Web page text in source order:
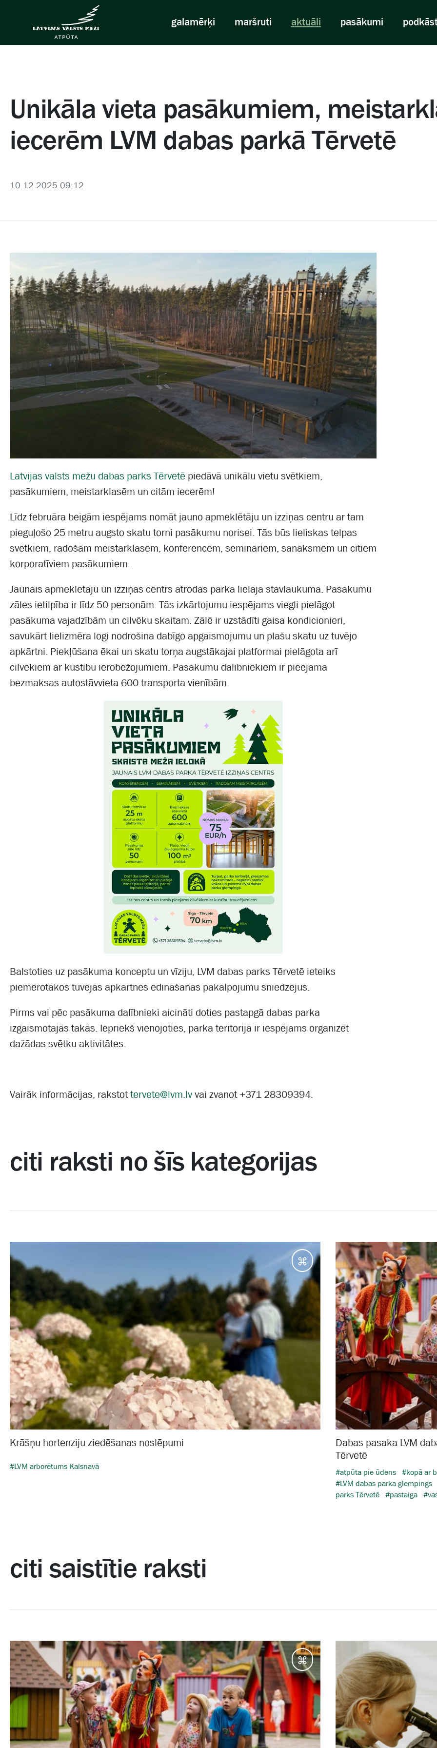
galamērķi maršruti aktuāli pasākumi
Unikāla vieta pasākumiem,
iecerēm LVM dabas parkā Tērvetē
10.12.2025 09:12
Latvijas valsts mežu dabas parks Tērvetē piedāvā unikālu vietu svētkiem,
pasākumiem, meistarklasēm un citām iecerēm!
Līdz februāra beigām iespējams nomāt jauno apmeklētāju un izziņas centru ar tam
pieguļošo 25 metru augsto skatu torni pasākumu norisei. Tās būs lieliskas telpas
svētkiem, radošām meistarklasēm, konferencēm, semināriem, sanāksmēm un citiem
korporatīviem pasākumiem.
Jaunais apmeklētāju un izziņas centrs atrodas parka lielajā stāvlaukumā. Pasākumu
zāles ietilpība ir līdz 50 personām. Tās izkārtojumu iespējams viegli pielāgot
pasākuma vajadzībām un cilvēku skaitam. Zālē ir uzstādīti gaisa kondicionieri,
savukārt lielizmēra logi nodrošina dabīgo apgaismojumu un plašu skatu uz tuvējo
apkārtni. Piekļūšana ēkai un skatu torņa augstākajai platformai pielāgota arī
cilvēkiem ar kustību ierobežojumiem. Pasākumu dalībniekiem ir pieejama
bezmaksas autostāvvieta 600 transporta vienībām.
Balstoties uz pasākuma konceptu un vīziju, LVM dabas parks Tērvetē ieteiks
piemērotākos tuvējās apkārtnes ēdināšanas pakalpojumu sniedzējus.
Pirms vai pēc pasākuma dalībnieki aicināti doties pastapgā dabas parka
izgaismotajās takās. Iepriekš vienojoties, parka teritorijā ir iespējams organizēt
dažādas svētku aktivitātes.
Vairāk informācijas, rakstottervete@lvm.lvvai zvanot +371 28309394.
citi raksti no šīs kategorijas
Galamērķi
Krāšņu hortenziju ziedēšanas noslēpumi
#LVM arborētums Kalsnavā
Dabas pasaka LVM
Tērvetē
#atpūta pie ūdens #kopā ar
#LVM dabas parka glempings
parks Tērvetē #pastaiga
citi saistītie raksti
Galamērķi